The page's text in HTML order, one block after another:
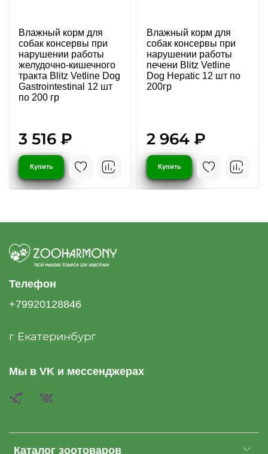
Влажный корм для
собак консервы при
нарушении работы
желудочно-кишечного
тракта Blitz Vetline Dog
Gastrointestinal 12 шт
по 200 гр
3 516 ₽
Купить
Влажный корм для
собак консервы при
нарушении работы
печени Blitz Vetline
Dog Hepatic 12 шт по
200гр
2 964 ₽
Купить
Каталог зоотоваров
Телефон
+79920128846
г Екатеринбург
Мы в VK и мессенджерах